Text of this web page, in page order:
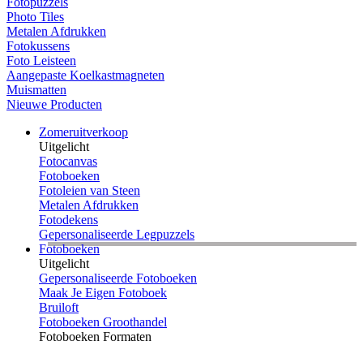
Photo Tiles
Metalen Afdrukken
Fotokussens
Foto Leisteen
Aangepaste Koelkastmagneten
Muismatten
Nieuwe Producten
Zomeruitverkoop
Uitgelicht
Fotocanvas
Fotoboeken
Fotoleien van Steen
Metalen Afdrukken
Fotodekens
Gepersonaliseerde Legpuzzels
Fotoboeken
Uitgelicht
Gepersonaliseerde Fotoboeken
Maak Je Eigen Fotoboek
Bruiloft
Fotoboeken Groothandel
Fotoboeken Formaten